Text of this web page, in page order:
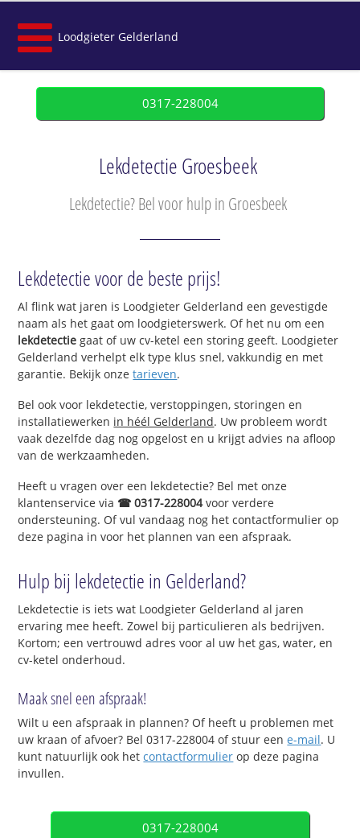
Loodgieter Gelderland
0317-228004
Lekdetectie Groesbeek
Lekdetectie? Bel voor hulp in Groesbeek
Lekdetectie voor de beste prijs!
Al flink wat jaren is Loodgieter Gelderland een gevestigde
naam als het gaat om loodgieterswerk. Of het nu om een
lekdetectie gaat of uw cv-ketel een storing geeft. Loodgieter
Gelderland verhelpt elk type klus snel, vakkundig en met
garantie. Bekijk onzetarieven.
Bel ook voor lekdetectie, verstoppingen, storingen en
installatiewerken in héél Gelderland. Uw probleem wordt
vaak dezelfde dag nog opgelost en u krijgt advies na afloop
van de werkzaamheden.
Heeft u vragen over een lekdetectie? Bel met onze
klantenservice via ☎ 0317-228004voor verdere
ondersteuning. Of vul vandaag nog het contactformulier op
deze pagina in voor het plannen van een afspraak.
Hulp bij lekdetectie in Gelderland?
Lekdetectie is iets wat Loodgieter Gelderland al jaren
ervaring mee heeft. Zowel bij particulieren als bedrijven.
Kortom; een vertrouwd adres voor al uw het gas, water, en
cv-ketel onderhoud.
Maak snel een afspraak!
Wilt u een afspraak in plannen? Of heeft u problemen met
uw kraan of afvoer? Bel 0317-228004 of stuur eene-mail. U
kunt natuurlijk ook hetcontactformulier op deze pagina
invullen.
0317-228004